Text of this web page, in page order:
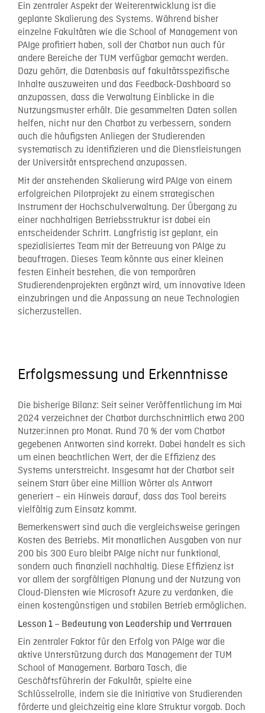
Ein zentraler Aspekt der Weiterentwicklung ist die
geplante Skalierung des Systems. Während bisher
einzelne Fakultäten wie die School of Management von
PAIge profitiert haben, soll der Chatbot nun auch für
andere Bereiche der TUM verfügbar gemacht werden.
Dazu gehört, die Datenbasis auf fakultätsspezifische
Inhalte auszuweiten und das Feedback-Dashboard so
anzupassen, dass die Verwaltung Einblicke in die
Nutzungsmuster erhält. Die gesammelten Daten sollen
helfen, nicht nur den Chatbot zu verbessern, sondern
auch die häufigsten Anliegen der Studierenden
systematisch zu identifizieren und die Dienstleistungen
der Universität entsprechend anzupassen.
Mit der anstehenden Skalierung wird PAIge von einem
erfolgreichen Pilotprojekt zu einem strategischen
Instrument der Hochschulverwaltung. Der Übergang zu
einer nachhaltigen Betriebsstruktur ist dabei ein
entscheidender Schritt. Langfristig ist geplant, ein
spezialisiertes Team mit der Betreuung von PAIge zu
beauftragen. Dieses Team könnte aus einer kleinen
festen Einheit bestehen, die von temporären
Studierendenprojekten ergänzt wird, um innovative Ideen
einzubringen und die Anpassung an neue Technologien
sicherzustellen.
Erfolgsmessung und Erkenntnisse
Die bisherige Bilanz: Seit seiner Veröffentlichung im Mai
2024 verzeichnet der Chatbot durchschnittlich etwa 200
Nutzer:innen pro Monat. Rund 70 % der vom Chatbot
gegebenen Antworten sind korrekt. Dabei handelt es sich
um einen beachtlichen Wert, der die Effizienz des
Systems unterstreicht. Insgesamt hat der Chatbot seit
seinem Start über eine Million Wörter als Antwort
generiert – ein Hinweis darauf, dass das Tool bereits
vielfältig zum Einsatz kommt.
Bemerkenswert sind auch die vergleichsweise geringen
Kosten des Betriebs. Mit monatlichen Ausgaben von nur
200 bis 300 Euro bleibt PAIge nicht nur funktional,
sondern auch finanziell nachhaltig. Diese Effizienz ist
vor allem der sorgfältigen Planung und der Nutzung von
Cloud-Diensten wie Microsoft Azure zu verdanken, die
einen kostengünstigen und stabilen Betrieb ermöglichen.
Lesson 1 – Bedeutung von Leadership und Vertrauen
Ein zentraler Faktor für den Erfolg von PAIge war die
aktive Unterstützung durch das Management der TUM
School of Management. Barbara Tasch, die
Geschäftsführerin der Fakultät, spielte eine
Schlüsselrolle, indem sie die Initiative von Studierenden
förderte und gleichzeitig eine klare Struktur vorgab. Doch